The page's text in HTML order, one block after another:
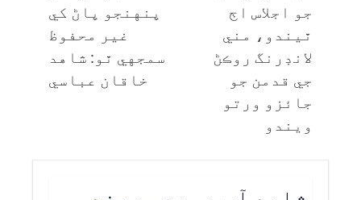
جو اجلاس اڄ
ٿيندو، مني
لانڊرنگ روڪڻ
جي قدمن جو
جائزو ورتو
ويندو
پنهنجو پاڻ کي
غير محفوظ
سمجهي ٿو: شاهد
خاقان عباسي